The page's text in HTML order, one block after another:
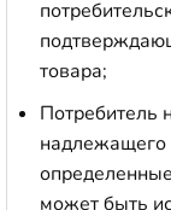
товара;
Потребитель
надлежащего
может быть